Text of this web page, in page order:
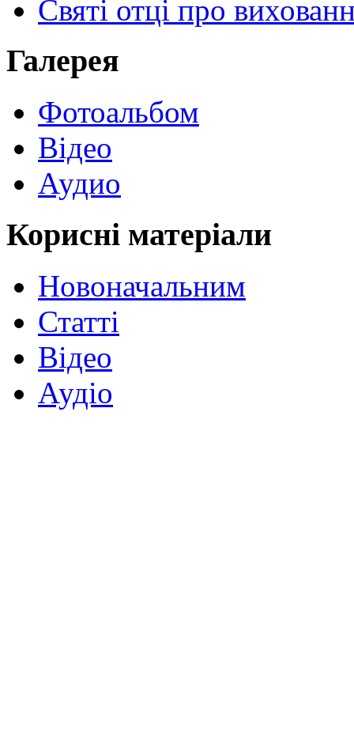
Святі отці про
Галерея
Фотоальбом
Відео
Аудио
Корисні матеріали
Новоначальним
Статті
Відео
Аудіо